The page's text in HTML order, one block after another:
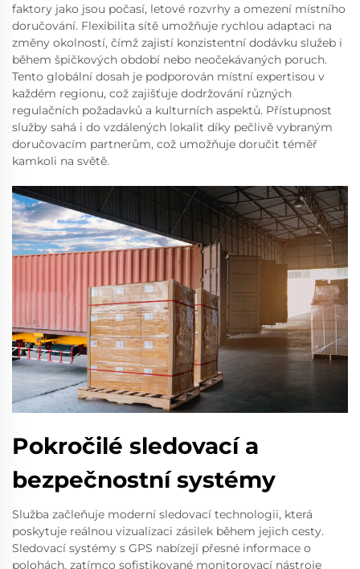
faktory jako jsou počasí, letové rozvrhy a omezení místního
doručování. Flexibilita sítě umožňuje rychlou adaptaci na
změny okolností, čímž zajistí konzistentní dodávku služeb i
během špičkových období nebo neočekávaných poruch.
Tento globální dosah je podporován místní expertisou v
každém regionu, což zajišťuje dodržování různých
regulačních požadavků a kulturních aspektů. Přístupnost
služby sahá i do vzdálených lokalit díky pečlivě vybraným
doručovacím partnerům, což umožňuje doručit téměř
kamkoli na světě.
Pokročilé sledovací a
bezpečnostní systémy
Služba začleňuje moderní sledovací technologii, která
poskytuje reálnou vizualizaci zásilek během jejich cesty.
Sledovací systémy s GPS nabízejí přesné informace o
polohách, zatímco sofistikované monitorovací nástroje